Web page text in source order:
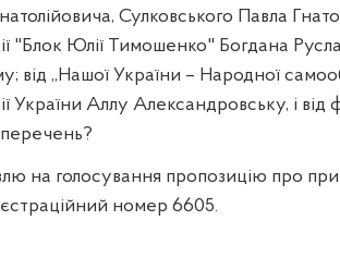
Сулковського Павла
"Блок Юлії Тимошенко" Богдана
від „Нашої України – Народної
України Аллу Александровську, і
на голосування пропозицію про
номер 6605.